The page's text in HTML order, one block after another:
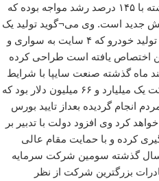
است ارزش سهام این گروه در گذشته با ۱۴۵ درصد رشد مواجه بوده که
جدید است. وی می¬گوید تولید یک
میلیون دستگاه خودرو را با ۷ سایت تولید خودرو که ۴ سایت به سواری و
اختصاص یافته است طراحی کرده
ماه گذشته صنعت سایپا با شرایط
بحرانی رو به رو و زیان انباشته شرکت یک میلیارد و ۶۶ میلیون دلار بود که
انجام گردیده بعداز تایید بورس
کرد وی افزود دولت با تدبیر بر
کرده و با حمایت مقام عالی
سال گذشته سومین شرکت سرمایه
بزرگترین شرکت از نظر